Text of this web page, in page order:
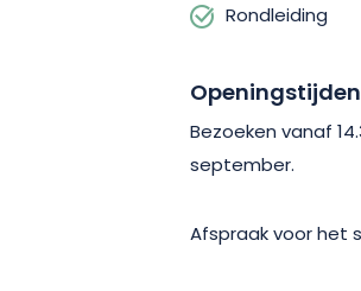
Rondleiding
Openingstijden
Bezoeken vanaf
september.
Afspraak voor het